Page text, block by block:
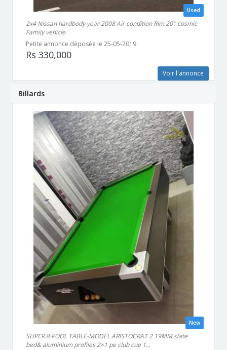
Used
2x4 Nissan hardbody year 2008 Air condition Rim 20'' cosmic
Family vehicle
Petite annonce déposée le 25-05-2019
Rs 330,000
Voir l'annonce
Billards
New
SUPER 8 POOL TABLE-MODEL ARISTOCRAT 2 19MM slate
bed& aluminium profiles 2×1 pe club cue 1...